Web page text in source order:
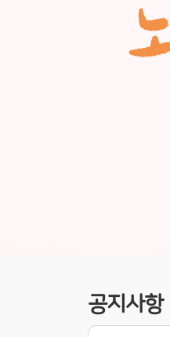
공지사항